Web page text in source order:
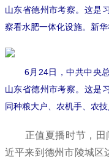
山东省德州市考察。这是
察看水肥一体化设施。新
6月24日，中共中央
山东省德州市考察。这是
同种粮大户、农机手、农
正值夏播时节，田
近平来到德州市陵城区